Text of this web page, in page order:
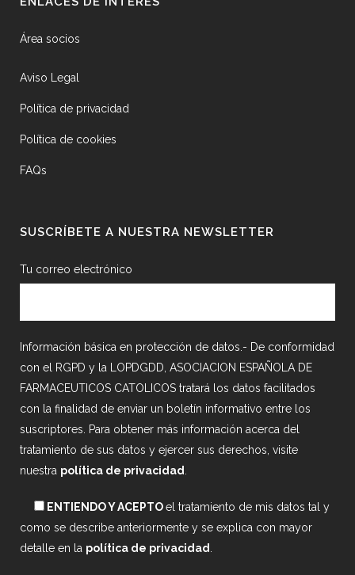
Área socios
Aviso Legal
Política de privacidad
Política de cookies
FAQs
SUSCRÍBETE A NUESTRA NEWSLETTER
Tu correo electrónico
Información básica en protección de datos.- De conformidad
con el RGPD y la LOPDGDD, ASOCIACION ESPAÑOLA DE
FARMACEUTICOS CATOLICOS tratará los datos facilitados
con la finalidad de enviar un boletín informativo entre los
suscriptores. Para obtener más información acerca del
tratamiento de sus datos y ejercer sus derechos, visite
nuestra política de privacidad
ENTIENDO Y ACEPTOel tratamiento de mis datos tal y
como se describe anteriormente y se explica con mayor
detalle en la política de privacidad